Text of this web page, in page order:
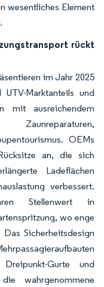
wesentliches Element
rückt
im Jahr 2025
Marktanteils und
mit ausreichendem
OEMs
an, die sich
Ladeflächen
verbessert.
Stellenwert in
wo enge
Sicherheitsdesign
Gurte und
wahrgenommene